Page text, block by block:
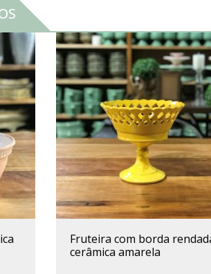
fruteira com borda rendada
cerâmica amarela